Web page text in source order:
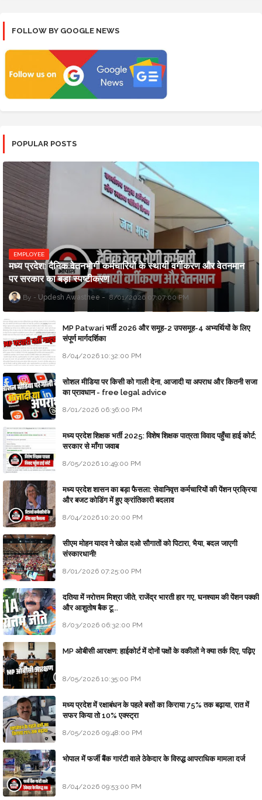
FOLLOW BY GOOGLE NEWS
POPULAR POSTS
EMPLOYEE
मध्य प्रदेश: दैनिक वेतनभोगी कर्मचारियों के स्थायी वर्गीकरण और वेतनमान
पर सरकार का बड़ा स्पष्टीकरण
Updesh Awasthee 8/01/2026 07:07:00 PM
MP Patwari भर्ती 2026 और समूह-2 उपसमूह-4 अभ्यर्थियों के लिए
संपूर्ण मार्गदर्शिका
8/04/2026 10:32:00 PM
सोशल मीडिया पर किसी को गाली देना, आजादी या अपराध और कितनी सजा
का प्रावधान - free legal advice
8/01/2026 06:36:00 PM
मध्य प्रदेश शिक्षक भर्ती 2025: विशेष शिक्षक पात्रता विवाद पहुँचा हाई कोर्ट;
सरकार से माँगा जवाब
8/05/2026 10:49:00 PM
मध्य प्रदेश शासन का बड़ा फैसला: सेवानिवृत्त कर्मचारियों की पेंशन प्रक्रिया
और बजट कोडिंग में हुए क्रांतिकारी बदलाव
8/04/2026 10:20:00 PM
सीएम मोहन यादव ने खोल दओ सौगातों को पिटारा, भैया, बदल जाएगी
संस्कारधानी!
8/01/2026 07:25:00 PM
दतिया में नरोत्तम मिश्रा जीते, राजेंद्र भारती हार गए, घनश्याम की पेंशन पक्की
और आशुतोष बैक टू...
8/03/2026 06:32:00 PM
MP ओबीसी आरक्षण: हाईकोर्ट में दोनों पक्षों के वकीलों ने क्या तर्क दिए, पढ़िए
8/05/2026 10:35:00 PM
मध्य प्रदेश में रक्षाबंधन के पहले बसों का किराया 75% तक बढ़ाया, रात में
सफर किया तो 10% एक्स्ट्रा
8/05/2026 09:48:00 PM
भोपाल में फर्जी बैंक गारंटी वाले ठेकेदार के विरुद्ध आपराधिक मामला दर्ज
8/04/2026 09:53:00 PM